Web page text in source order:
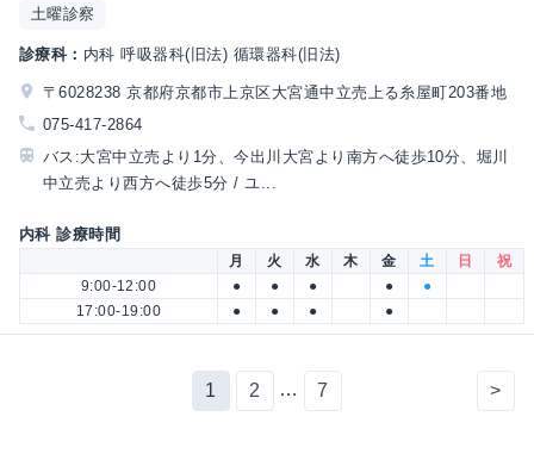
土曜診察
診療科： 内科 呼吸器科(旧法) 循環器科(旧法)
〒6028238 京都府京都市上京区大宮通中立売上る糸屋町203番地
075-417-2864
バス:大宮中立売より1分、今出川大宮より南方へ徒歩10分、堀川
中立売より西方へ徒歩5分 / ユ...
内科 診療時間
月 火 水 木 金 土 日
祝
9:00-12:00
● ● ● ●
●
17:00-19:00
● ● ● ●
1 2 … 7 >